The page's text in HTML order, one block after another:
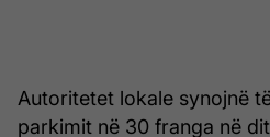
Autoritetet lokale synojnë
parkimit në 30 franga në